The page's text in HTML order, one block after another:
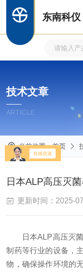
东南科仪
技术文章
ARTICLE
当前位置：首页
日本ALP高压灭
更新时间：2025-
日本ALP高压灭菌
制药等行业的设备，
物，确保操作环境的